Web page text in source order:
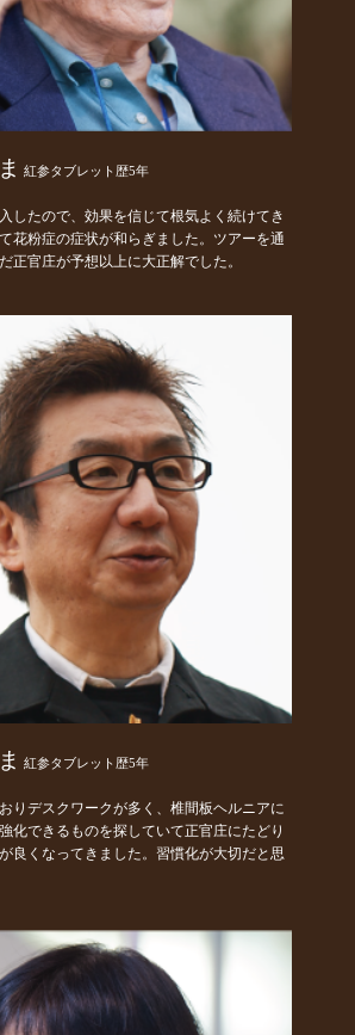
紅参タブレット歴5年
したので、効果を信じて根気よく続けてき
花粉症の症状が和らぎました。ツアーを通
正官庄が予想以上に大正解でした。
紅参タブレット歴5年
りデスクワークが多く、椎間板ヘルニアに
化できるものを探していて正官庄にたどり
良くなってきました。習慣化が大切だと思